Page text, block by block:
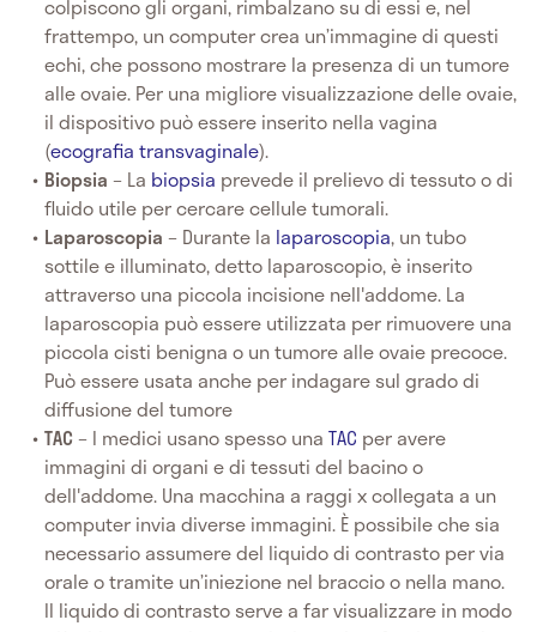
colpiscono gli organi, rimbalzano su di essi e, nel
frattempo, un computer crea un’immagine di questi
echi, che possono mostrare la presenza di un tumore
alle ovaie. Per una migliore visualizzazione delle ovaie,
il dispositivo può essere inserito nella vagina
(ecografia transvaginale).
Biopsia– La biopsia prevede il prelievo di tessuto o di
fluido utile per cercare cellule tumorali.
Laparoscopia– Durante la laparoscopia, un tubo
sottile e illuminato, detto laparoscopio, è inserito
attraverso una piccola incisione nell'addome. La
laparoscopia può essere utilizzata per rimuovere una
piccola cisti benigna o un tumore alle ovaie precoce.
Può essere usata anche per indagare sul grado di
diffusione del tumore
TAC– I medici usano spesso unaTAC per avere
immagini di organi e di tessuti del bacino o
dell'addome. Una macchina a raggi x collegata a un
computer invia diverse immagini. È possibile che sia
necessario assumere del liquido di contrasto per via
orale o tramite un’iniezione nel braccio o nella mano.
Il liquido di contrasto serve a far visualizzare in modo